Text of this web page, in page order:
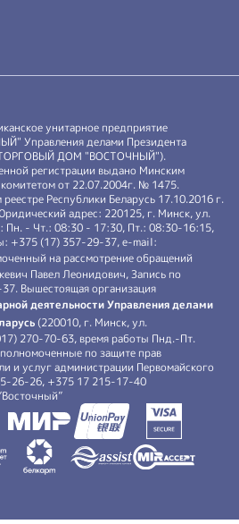
унитарное предприятие
Управления делами Президента
"ТОРГОВЫЙ ДОМ "ВОСТОЧНЫЙ").
регистрации выдано Минским
от 22.07.2004г. № 1475.
Республики Беларусь 17.10.2016 г.
адрес: 220125, г. Минск, ул.
Пн. - Чт.: 08:30 - 17:30, Пт.: 08:30-16:15,
+375 (17) 357-29-37, e-mail:
на рассмотрение обращений
Павел Леонидович, Запись по
Вышестоящая организация
деятельности Управления делами
(220010, г. Минск, ул.
270-70-63, время работы Пнд.-Пт.
по защите прав
и услуг администрации Первомайского
26-26, +375 17 215-17-40